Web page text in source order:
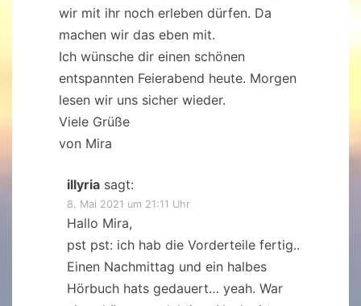
wir mit ihr noch erleben dürfen. Da
machen wir das eben mit.
Ich wünsche dir einen schönen
entspannten Feierabend heute. Morgen
lesen wir uns sicher wieder.
Viele Grüße
von Mira
illyria sagt:
8. Mai 2021 um 21:11 Uhr
Hallo Mira,
pst pst: ich hab die Vorderteile fertig..
Einen Nachmittag und ein halbes
Hörbuch hats gedauert… yeah. War